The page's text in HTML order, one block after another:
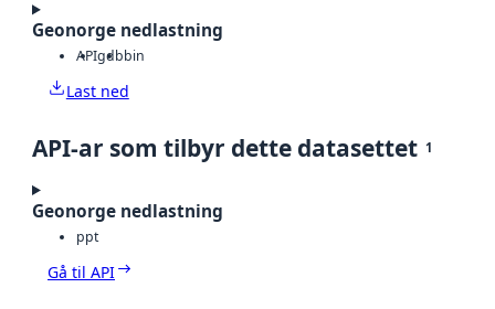
Geonorge nedlastning
APIgdbbin
Last ned
API-ar som tilbyr dette datasettet 1
Geonorge nedlastning
ppt
Gå til API